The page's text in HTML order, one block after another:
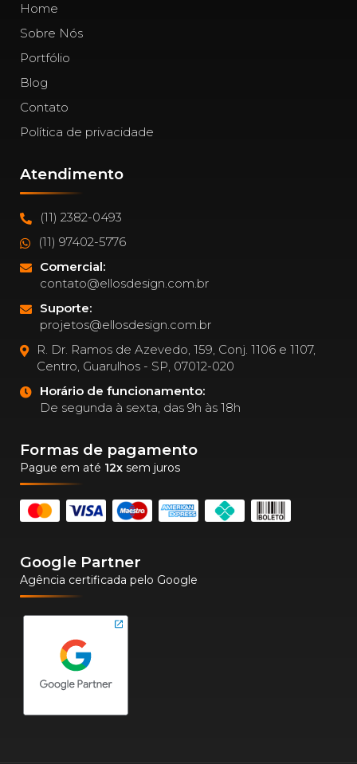
Home
Sobre Nós
Portfólio
Blog
Contato
Política de privacidade
Atendimento
(11) 2382-0493
(11) 97402-5776
Comercial:
contato@ellosdesign.com.br
Suporte:
projetos@ellosdesign.com.br
R. Dr. Ramos de Azevedo, 159, Conj. 1106 e 1107,
Centro, Guarulhos - SP, 07012-020
Horário de funcionamento:
De segunda à sexta, das 9h às 18h
Formas de pagamento
Pague em até 12x sem juros
Google Partner
Agência certificada pelo Google